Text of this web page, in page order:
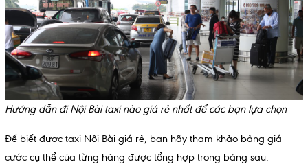
Hướng dẫn đi Nội Bài taxi nào giá rẻ nhất để các bạn lựa chọn
Để biết được taxi Nội Bài giá rẻ, bạn hãy tham khảo bảng giá
cước cụ thể của từng hãng được tổng hợp trong bảng sau: